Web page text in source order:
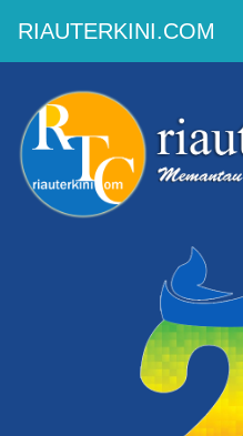
RIAUTERKINI.COM